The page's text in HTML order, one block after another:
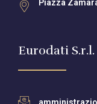
Piazza
Eurodati S.r.l.